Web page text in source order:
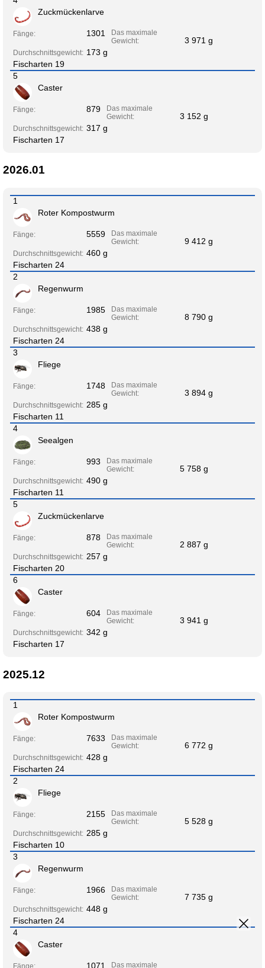
Zuckmückenlarve
Fänge: 1301
Das maximale
Gewicht:
3 971 g
Durchschnittsgewicht: 173 g
Fischarten 19
5
Caster
Fänge: 879
Das maximale
Gewicht:
3 152 g
Durchschnittsgewicht: 317 g
Fischarten 17
2026.01
1
Roter Kompostwurm
Fänge: 5559
Das maximale
Gewicht:
9 412 g
Durchschnittsgewicht: 460 g
Fischarten 24
2
Regenwurm
Fänge: 1985
Das maximale
Gewicht:
8 790 g
Durchschnittsgewicht: 438 g
Fischarten 24
3
Fliege
Fänge: 1748
Das maximale
Gewicht:
3 894 g
Durchschnittsgewicht: 285 g
Fischarten 11
4
Seealgen
Fänge: 993
Das maximale
Gewicht:
5 758 g
Durchschnittsgewicht: 490 g
Fischarten 11
5
Zuckmückenlarve
Fänge: 878
Das maximale
Gewicht:
2 887 g
Durchschnittsgewicht: 257 g
Fischarten 20
6
Caster
Fänge: 604
Das maximale
Gewicht:
3 941 g
Durchschnittsgewicht: 342 g
Fischarten 17
2025.12
1
Roter Kompostwurm
Fänge: 7633
Das maximale
Gewicht:
6 772 g
Durchschnittsgewicht: 428 g
Fischarten 24
2
Fliege
Fänge: 2155
Das maximale
Gewicht:
5 528 g
Durchschnittsgewicht: 285 g
Fischarten 10
3
Regenwurm
Fänge: 1966
Das maximale
Gewicht:
7 735 g
Durchschnittsgewicht: 448 g
Fischarten 24
4
Caster
1071 Das maximale